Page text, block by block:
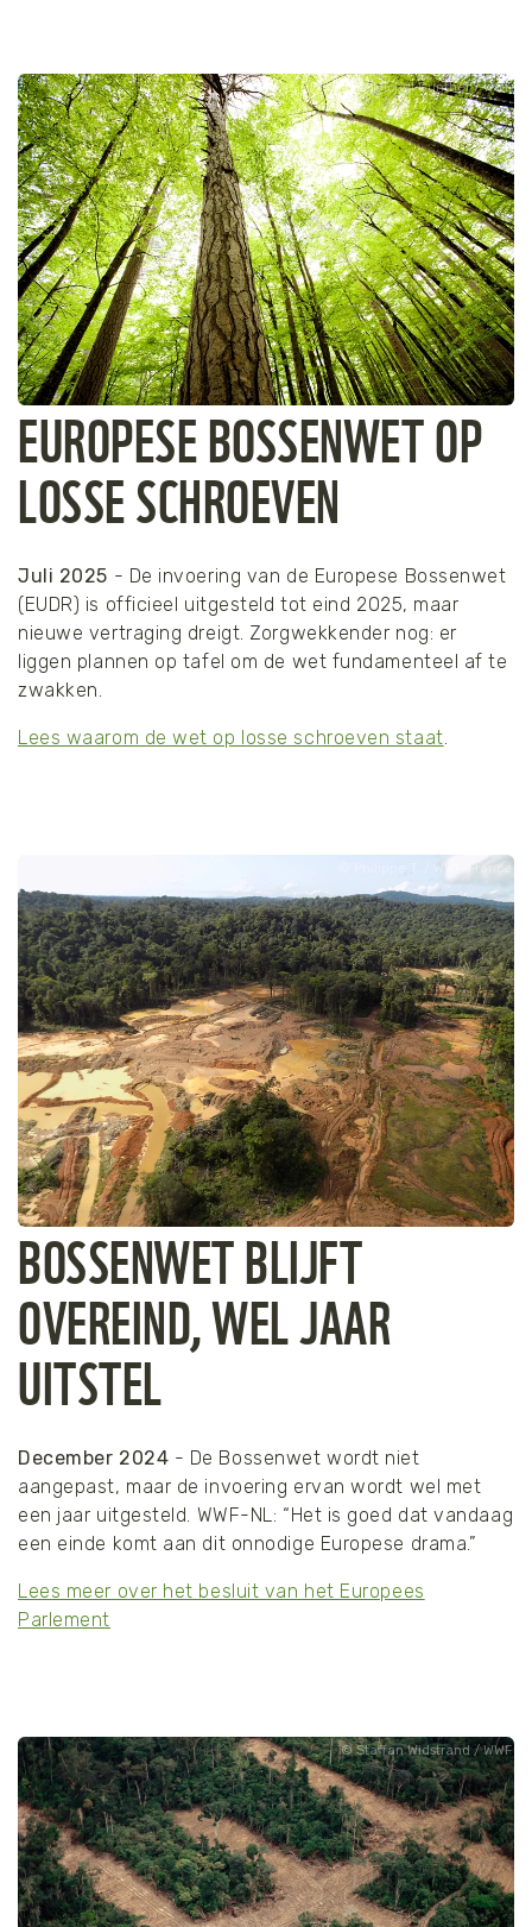
Michel Gunther / WWF
EUROPESE BOSSENWET OP
LOSSE SCHROEVEN
Juli 2025 - De invoering van de Europese Bossenwet
(EUDR) is officieel uitgesteld tot eind 2025, maar
nieuwe vertraging dreigt. Zorgwekkender nog: er
liggen plannen op tafel om de wet fundamenteel af te
zwakken.
Lees waarom de wet op losse schroeven staat.
Philippe T. / WWF-France
BOSSENWET BLIJFT
OVEREIND, WEL JAAR
UITSTEL
December 2024 - De Bossenwet wordt niet
aangepast, maar de invoering ervan wordt wel met
een jaar uitgesteld. WWF-NL: “Het is goed dat vandaag
een einde komt aan dit onnodige Europese drama.”
Lees meer over het besluit van het Europees
Parlement
Staffan Widstrand / WWF